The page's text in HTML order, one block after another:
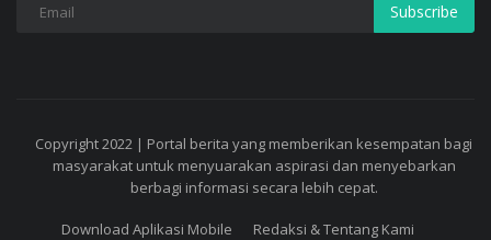
Subscribe
Copyright 2022 | Portal berita yang memberikan kesempatan bagi
masyarakat untuk menyuarakan aspirasi dan menyebarkan
berbagi informasi secara lebih cepat.
Download Aplikasi Mobile Redaksi & Tentang Kami